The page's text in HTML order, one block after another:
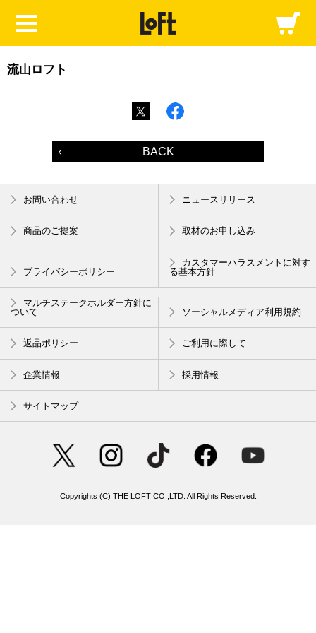
流山ロフト
BACK
お問い合わせ ニュースリリース
商品のご提案 取材のお申し込み
プライバシーポリシー
カスタマーハラスメントに対す
る基本方針
マルチステークホルダー方針に
ついて
ソーシャルメディア利用規約
返品ポリシー ご利用に際して
企業情報 採用情報
サイトマップ
Copyrights (C) THE LOFT CO.,LTD. All Rights Reserved.